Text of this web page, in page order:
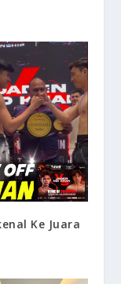
Ke Juara